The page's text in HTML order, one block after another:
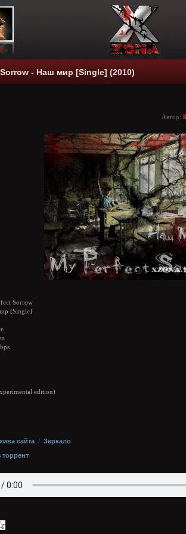
- Наш мир [Single] (2010)
Автор:
Sorrow
[Single]
edition)
сайта / Зеркало
торрент